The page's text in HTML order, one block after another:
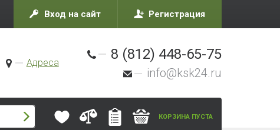
Вход на сайт Регистрация
Адреса
8 (812) 448-65-75
info@ksk24.ru
КОРЗИНА ПУСТА